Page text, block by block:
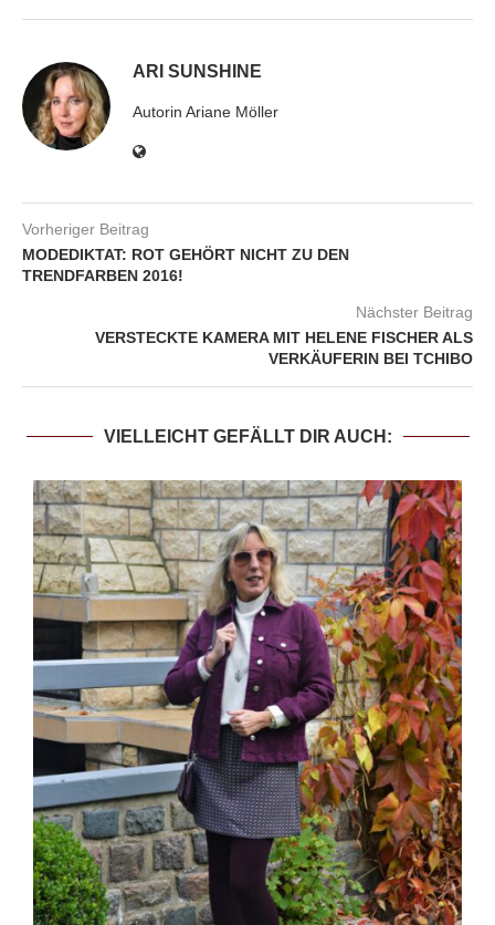
ARI SUNSHINE
Autorin Ariane Möller
Vorheriger Beitrag
MODEDIKTAT: ROT GEHÖRT NICHT ZU DEN
TRENDFARBEN 2016!
Nächster Beitrag
VERSTECKTE KAMERA MIT HELENE FISCHER ALS
VERKÄUFERIN BEI TCHIBO
VIELLEICHT GEFÄLLT DIR AUCH: